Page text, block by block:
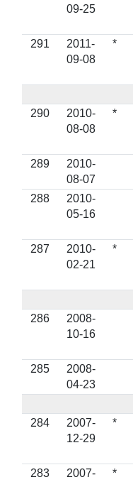
09-25
291
2011-
09-08
*
290
2010-
08-08
*
289
2010-
08-07
288
2010-
05-16
287
2010-
02-21
*
286
2008-
10-16
285
2008-
04-23
284
2007-
12-29
*
283
2007-
*